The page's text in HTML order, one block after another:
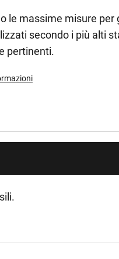
le massime misure
secondo i più alti
pertinenti.